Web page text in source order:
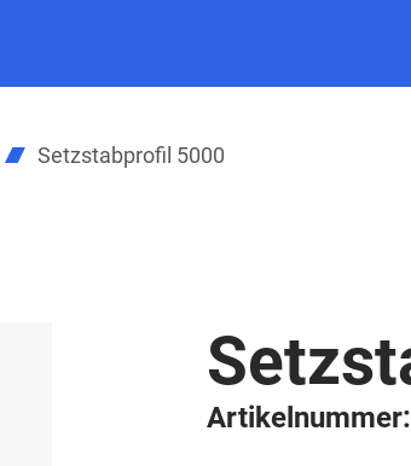
Setzstabprofil 5000